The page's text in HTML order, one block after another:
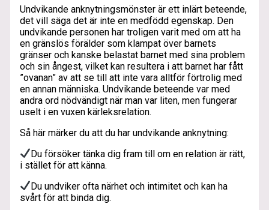
Undvikande anknytningsmönster är ett inlärt beteende,
det vill säga det är inte en medfödd egenskap. Den
undvikande personen har troligen varit med om att ha
en gränslös förälder som klampat över barnets
gränser och kanske belastat barnet med sina problem
och sin ångest, vilket kan resultera i att barnet har fått
”ovanan” av att se till att inte vara alltför förtrolig med
en annan människa. Undvikande beteende var med
andra ord nödvändigt när man var liten, men fungerar
uselt i en vuxen kärleksrelation.
Så här märker du att du har undvikande anknytning:
Du försöker tänka dig fram till om en relation är rätt,
i stället för att känna.
Du undviker ofta närhet och intimitet och kan ha
svårt för att binda dig.